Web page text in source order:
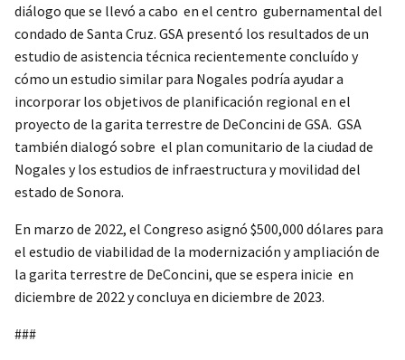
diálogo que se llevó a cabo en el centro gubernamental del
condado de Santa Cruz. GSA presentó los resultados de un
estudio de asistencia técnica recientemente concluído y
cómo un estudio similar para Nogales podría ayudar a
incorporar los objetivos de planificación regional en el
proyecto de la garita terrestre de DeConcini de GSA. GSA
también dialogó sobre el plan comunitario de la ciudad de
Nogales y los estudios de infraestructura y movilidad del
estado de Sonora.
En marzo de 2022, el Congreso asignó $500,000 dólares para
el estudio de viabilidad de la modernización y ampliación de
la garita terrestre de DeConcini, que se espera inicie en
diciembre de 2022 y concluya en diciembre de 2023.
###